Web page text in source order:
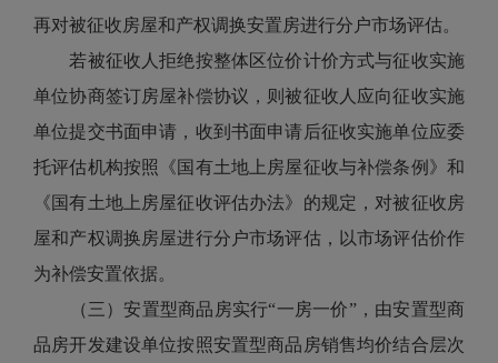
再对被征收房屋和产权调换安置房进行分户市场评估。
若被征收人拒绝按整体区位价计价方式与征收实施
单位协商签订房屋补偿协议，则被征收人应向征收实施
单位提交书面申请，收到书面申请后征收实施单位应委
托评估机构按照《国有土地上房屋征收与补偿条例》和
《国有土地上房屋征收评估办法》的规定，对被征收房
屋和产权调换房屋进行分户市场评估，以市场评估价作
为补偿安置依据。
（三）安置型商品房实行“一房一价”，由安置型商
品房开发建设单位按照安置型商品房销售均价结合层次